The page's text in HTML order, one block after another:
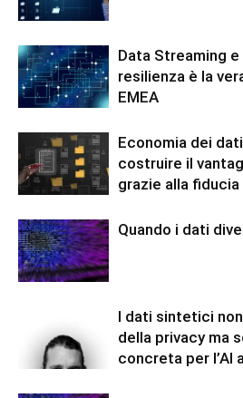
Data Streaming
resilienza è la
EMEA
Economia dei
costruire il
grazie alla fiducia
Quando i dati
I dati sintetici
della privacy ma
concreta per l’AI